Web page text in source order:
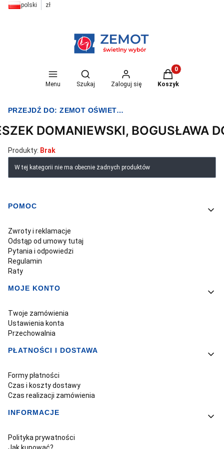
polski zł
Menu
Otwórz wyszukiwarkę
Szukaj Zaloguj się
Produkty w
Koszyk
PRZEJDŹ DO:ZEMOT OŚWIETLENIE I ELEKTRYKA
DOMANIEWSKI, BOGUSŁAWA
Produkty: Brak
Lista produktów
W tej kategorii nie ma obecnie żadnych produktów
Linki w stopce
POMOC
Zwroty i reklamacje
Odstąp od umowy tutaj
Pytania i odpowiedzi
Regulamin
Raty
MOJE KONTO
Twoje zamówienia
Ustawienia konta
Przechowalnia
PŁATNOŚCI I DOSTAWA
Formy płatności
Czas i koszty dostawy
Czas realizacji zamówienia
INFORMACJE
Polityka prywatności